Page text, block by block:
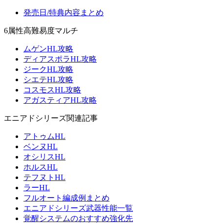
発売日/特典内容まとめ
6属性高難易度マルチ
ムゲンHL攻略
ディアスポラHL攻略
ジークHL攻略
シエテHL攻略
コスモスHL攻略
アガスティアHL攻略
エニアドシリーズ関連記事
アトゥムHL
ベンヌHL
オシリスHL
ホルスHL
テフヌトHL
ラーHL
フルオート編成例まとめ
エニアドシリーズ武器性能一覧
覚醒システムのおすすめ強化先